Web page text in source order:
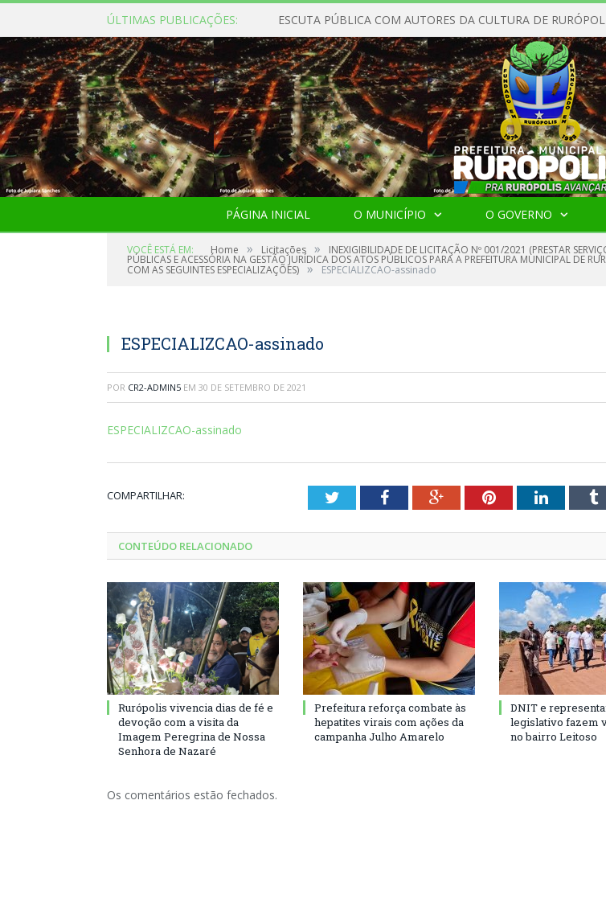
ÚLTIMAS PUBLICAÇÕES: ESCUTA PÚBLICA COM AUTORES DA CULTURA DE
PÁGINA INICIAL O MUNICÍPIO O GOVERNO
VOCÊ ESTÁ EM: Home » Licitações » INEXIGIBILIDADE DE LICITAÇÃO Nº 001/2021 (PRESTAR
PÚBLICAS E ACESSÓRIA NA GESTÃO JURÍDICA DOS ATOS PÚBLICOS PARA A PREFEITURA MUNICIPAL DE
COM AS SEGUINTES ESPECIALIZAÇÕES) » ESPECIALIZCAO-assinado
ESPECIALIZCAO-assinado
POR CR2-ADMIN5 EM 30 DE SETEMBRO DE 2021
ESPECIALIZCAO-assinado
COMPARTILHAR: TwitterFacebookGoogle+PinterestLinkedIn
CONTEÚDO RELACIONADO
Rurópolis vivencia dias de fé e
devoção com a visita da
Imagem Peregrina de Nossa
Senhora de Nazaré
Prefeitura reforça combate às
hepatites virais com ações da
campanha Julho Amarelo
DNIT e
legislativo fazem
no bairro Leitoso
Os comentários estão fechados.